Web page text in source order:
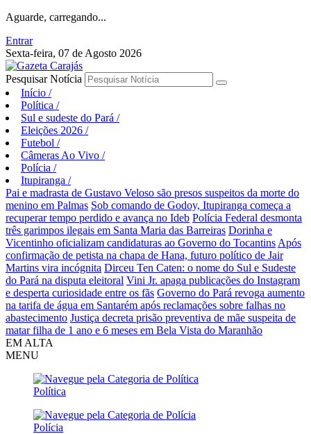
Aguarde, carregando...
Entrar
Sexta-feira, 07 de Agosto 2026
Pesquisar Notícia
Início /
Política /
Sul e sudeste do Pará /
Eleições 2026 /
Futebol /
Câmeras Ao Vivo /
Polícia /
Itupiranga /
Pai e madrasta de Gustavo Veloso são presos suspeitos da morte do
menino em Palmas Sob comando de Godoy, Itupiranga começa a
recuperar tempo perdido e avança no Ideb Polícia Federal desmonta
três garimpos ilegais em Santa Maria das Barreiras Dorinha e
Vicentinho oficializam candidaturas ao Governo do Tocantins Após
confirmação de petista na chapa de Hana, futuro político de Jair
Martins vira incógnita Dirceu Ten Caten: o nome do Sul e Sudeste
do Pará na disputa eleitoral Vini Jr. apaga publicações do Instagram
e desperta curiosidade entre os fãs Governo do Pará revoga aumento
na tarifa de água em Santarém após reclamações sobre falhas no
abastecimento Justiça decreta prisão preventiva de mãe suspeita de
matar filha de 1 ano e 6 meses em Bela Vista do Maranhão
EM ALTA
MENU
Política
Polícia